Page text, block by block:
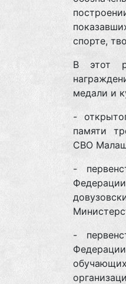
спорте,
В этот
медали и
-
памяти
СВО
-
-